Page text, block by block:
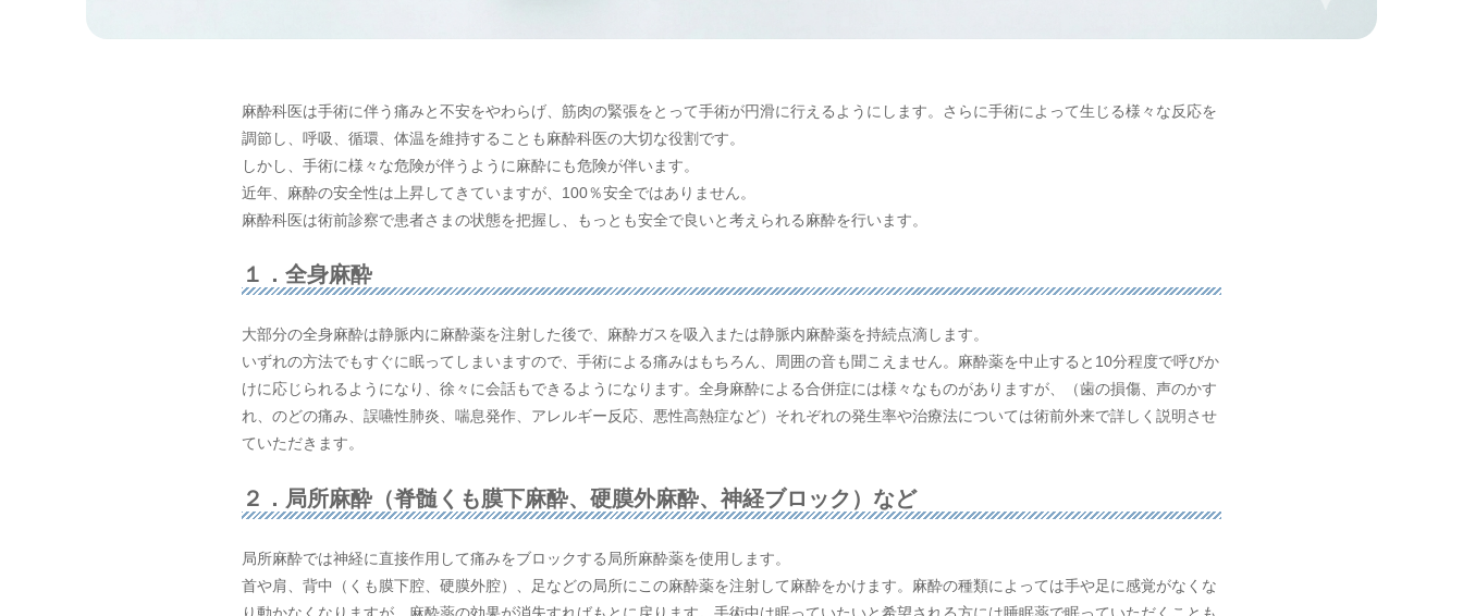
麻酔科医は手術に伴う痛みと不安をやわらげ、筋肉の緊張をとって手術が円滑に行えるようにします。さらに手術によって生じる様々な反応を
調節し、呼吸、循環、体温を維持することも麻酔科医の大切な役割です。
しかし、手術に様々な危険が伴うように麻酔にも危険が伴います。
近年、麻酔の安全性は上昇してきていますが、100％安全ではありません。
麻酔科医は術前診察で患者さまの状態を把握し、もっとも安全で良いと考えられる麻酔を行います。
１．全身麻酔
大部分の全身麻酔は静脈内に麻酔薬を注射した後で、麻酔ガスを吸入または静脈内麻酔薬を持続点滴します。
いずれの方法でもすぐに眠ってしまいますので、手術による痛みはもちろん、周囲の音も聞こえません。麻酔薬を中止すると10分程度で呼びか
けに応じられるようになり、徐々に会話もできるようになります。全身麻酔による合併症には様々なものがありますが、（歯の損傷、声のかす
れ、のどの痛み、誤嚥性肺炎、喘息発作、アレルギー反応、悪性高熱症など）それぞれの発生率や治療法については術前外来で詳しく説明させ
ていただきます。
２．局所麻酔（脊髄くも膜下麻酔、硬膜外麻酔、神経ブロック）など
局所麻酔では神経に直接作用して痛みをブロックする局所麻酔薬を使用します。
首や肩、背中（くも膜下腔、硬膜外腔）、足などの局所にこの麻酔薬を注射して麻酔をかけます。麻酔の種類によっては手や足に感覚がなくな